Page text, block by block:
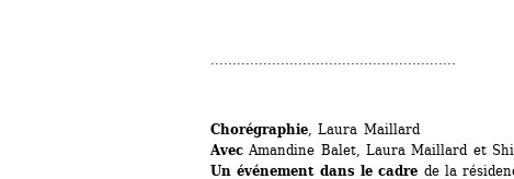
........................................................
Chorégraphie, Laura Maillard
Avec Amandine Balet, Laura Maillard et
Un événement dans le cadre de la